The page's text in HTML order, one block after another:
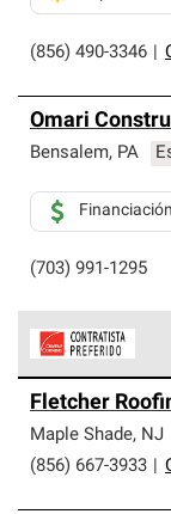
(856) 490-3346
Omari
Bensalem, PA
(703) 991-1295
parte de una
que cumplen
de
Fletcher
Maple Shade, NJ
(856) 667-3933